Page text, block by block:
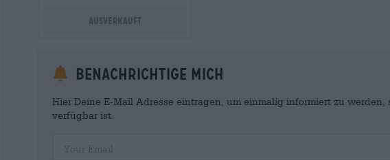
Ausverkauft
Benachrichtige mich
Hier Deine E-Mail Adresse eintragen, um einmalig informiert zu
verfügbar ist.